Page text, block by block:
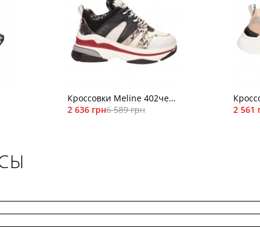
Кроссовки Meline 402чер/
бел
2 636 грн6 589 грн
var547
2 561